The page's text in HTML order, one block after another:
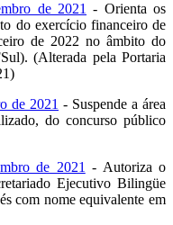
de 2021 - Orienta os
do exercício financeiro de
de 2022 no âmbito do
(Alterada pela Portaria
de 2021 - Suspende a área
do concurso público
de 2021 - Autoriza o
Ejecutivo Bilingüe
com nome equivalente em